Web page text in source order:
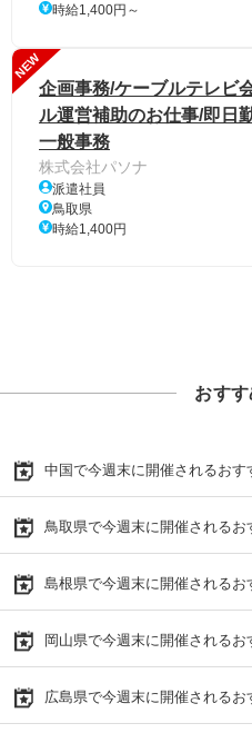
時給1,400円～
NEW
企画事務/ケーブルテレビ
ル運営補助のお仕事/即日
一般事務
株式会社パソナ
派遣社員
鳥取県
時給1,400円
おす
中国で今週末に開催されるおす
鳥取県で今週末に開催されるお
島根県で今週末に開催されるお
岡山県で今週末に開催されるお
広島県で今週末に開催されるお